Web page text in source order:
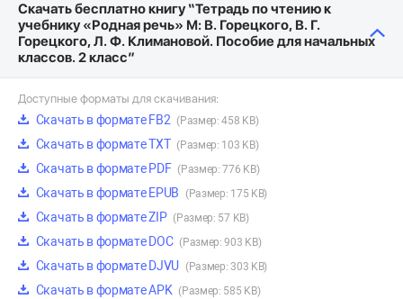
Скачать бесплатно книгу “Тетрадь по чтению к
учебнику «Родная речь» М: В. Горецкого, В. Г.
Горецкого, Л. Ф. Климановой. Пособие для начальных
классов. 2 класс”
Доступные форматы для скачивания:
Скачать в формате FB2 (Размер: 458 KB)
Скачать в формате TXT (Размер: 103 KB)
Скачать в формате PDF (Размер: 776 KB)
Скачать в формате EPUB (Размер: 175 KB)
Скачать в формате ZIP (Размер: 57 KB)
Скачать в формате DOC (Размер: 903 KB)
Скачать в формате DJVU (Размер: 303 KB)
Скачать в формате APK (Размер: 585 KB)